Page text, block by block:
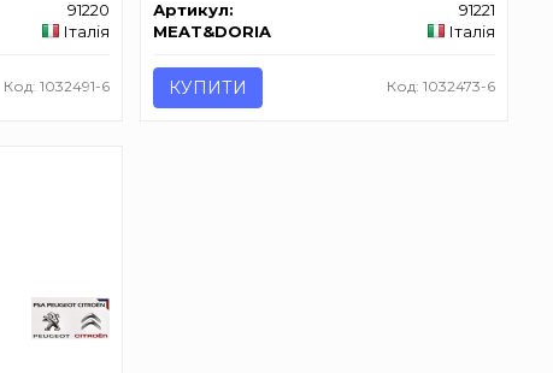
91220
Італія
Код: 1032491-6
Артикул:
91221
MEAT&DORIA
Італія
КУПИТИ Код: 1032473-6